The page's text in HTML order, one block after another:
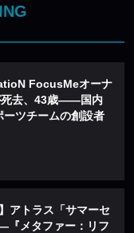
FocusMeオーナ
死去、43歳——国内
ツチームの創設者
アトラス「サマーセ
メタファー：リフ